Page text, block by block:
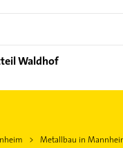
Waldhof
Metallbau in